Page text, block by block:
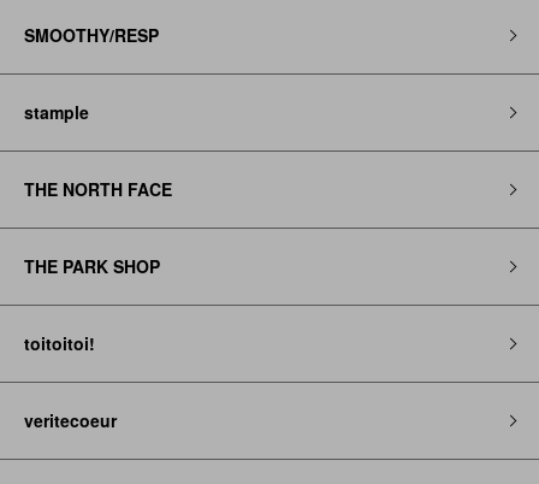
SMOOTHY/RESP
stample
THE NORTH FACE
THE PARK SHOP
toitoitoi!
veritecoeur